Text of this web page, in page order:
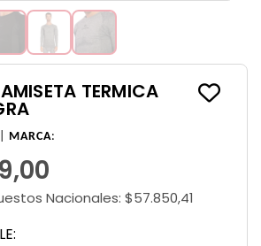
TERMICA
MARCA:
Nacionales: $57.850,41